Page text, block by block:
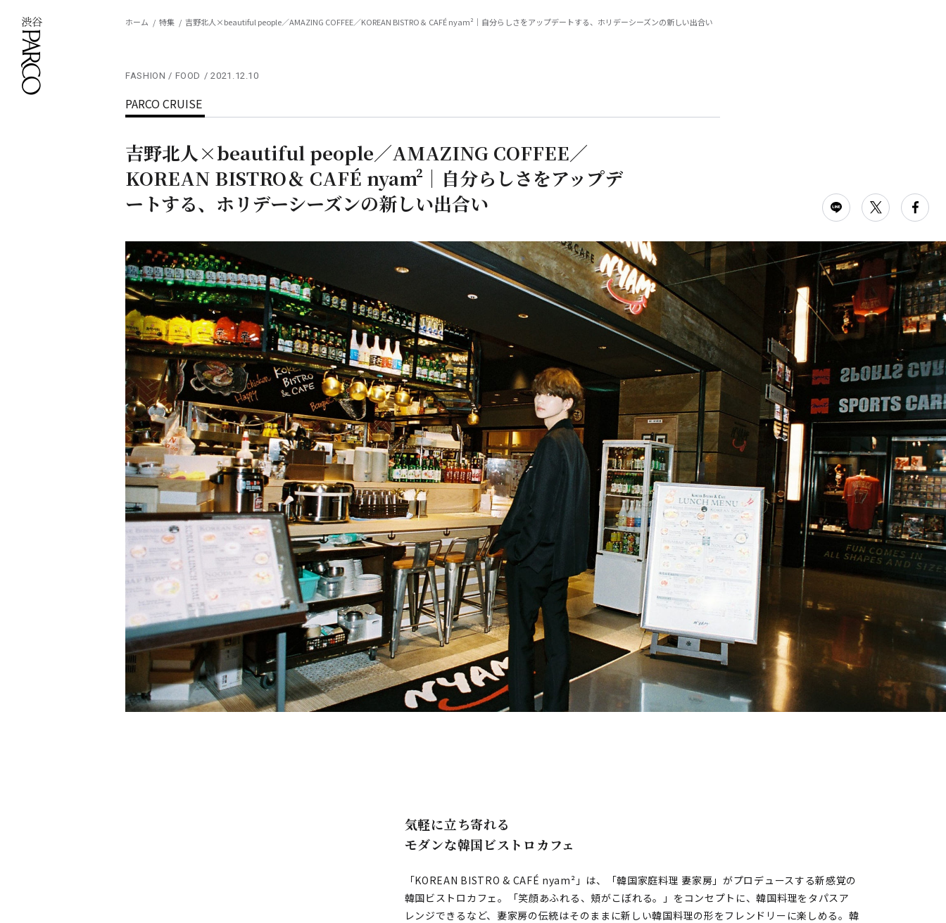
ホーム 特集 吉野北人×beautiful people／AMAZING COFFEE／KOREAN BISTRO＆ CAFÉ nyam²｜自分らしさをアップデートする、ホリデーシーズンの新しい出合い
FASHION / FOOD 2021.12.10
PARCO CRUISE
吉野北人×beautiful people／AMAZING COFFEE／
KOREAN BISTRO＆ CAFÉ nyam²｜自分らしさをアップデ
ートする、ホリデーシーズンの新しい出合い
気軽に立ち寄れる
モダンな韓国ビストロカフェ
「KOREAN BISTRO & CAFÉ nyam²」は、「韓国家庭料理 妻家房」がプロデュースする新感覚の
韓国ビストロカフェ。「笑顔あふれる、頬がこぼれる。」をコンセプトに、韓国料理をタパスア
レンジできるなど、妻家房の伝統はそのままに新しい韓国料理の形をフレンドリーに楽しめる。韓